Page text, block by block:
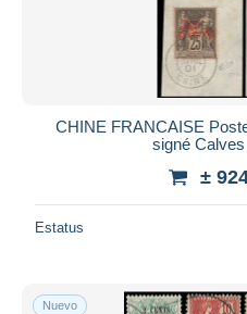
CHINE FRANCAISE
signé
±
Estatus
Nuevo